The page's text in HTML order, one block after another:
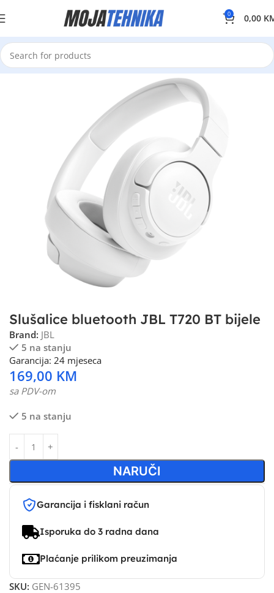
0 0,00
Slušalice bluetooth JBL T720 BT bijele
Brand: JBL
5 na stanju
Garancija: 24 mjeseca
169,00 KM
sa PDV-om
5 na stanju
NARUČI
Garancija i fisklani račun
Isporuka do 3 radna dana
Plaćanje prilikom preuzimanja
SKU: GEN-61395